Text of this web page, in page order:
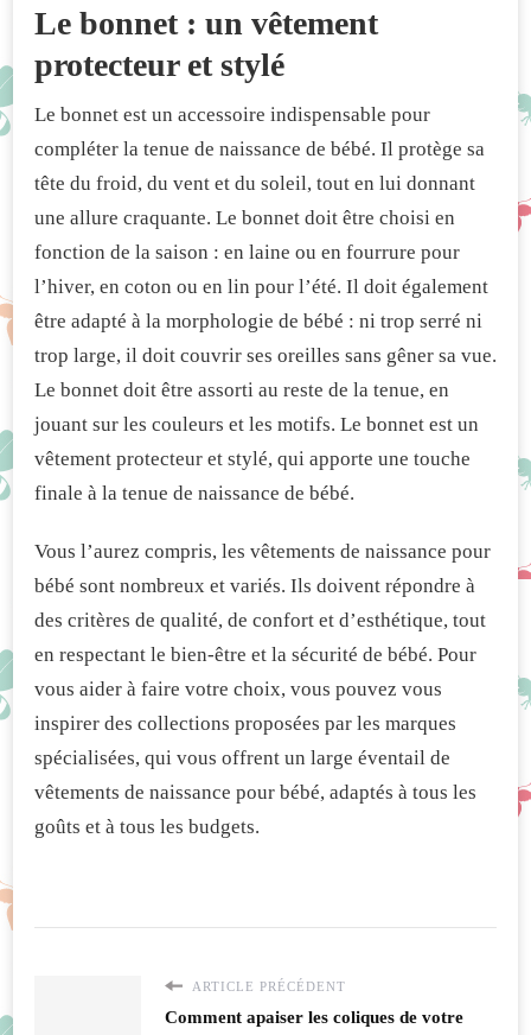
Le bonnet : un vêtement
protecteur et stylé
Le bonnet est un accessoire indispensable pour
compléter la tenue de naissance de bébé. Il protège sa
tête du froid, du vent et du soleil, tout en lui donnant
une allure craquante. Le bonnet doit être choisi en
fonction de la saison : en laine ou en fourrure pour
l’hiver, en coton ou en lin pour l’été. Il doit également
être adapté à la morphologie de bébé : ni trop serré ni
trop large, il doit couvrir ses oreilles sans gêner sa vue.
Le bonnet doit être assorti au reste de la tenue, en
jouant sur les couleurs et les motifs. Le bonnet est un
vêtement protecteur et stylé, qui apporte une touche
finale à la tenue de naissance de bébé.
Vous l’aurez compris, les vêtements de naissance pour
bébé sont nombreux et variés. Ils doivent répondre à
des critères de qualité, de confort et d’esthétique, tout
en respectant le bien-être et la sécurité de bébé. Pour
vous aider à faire votre choix, vous pouvez vous
inspirer des collections proposées par les marques
spécialisées, qui vous offrent un large éventail de
vêtements de naissance pour bébé, adaptés à tous les
goûts et à tous les budgets.
ARTICLE PRÉCÉDENT
Comment apaiser les coliques de votre